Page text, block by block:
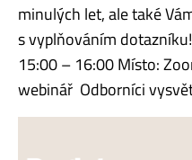
minulých let, ale také
s vyplňováním
15:00 – 16:00 Místo:
webinář Odborníci